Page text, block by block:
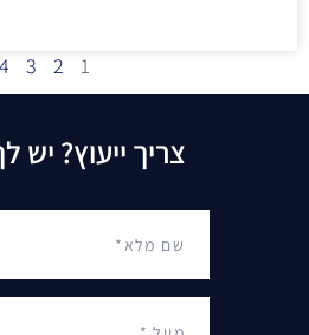
1
2
3
4
צריך ייעוץ? יש